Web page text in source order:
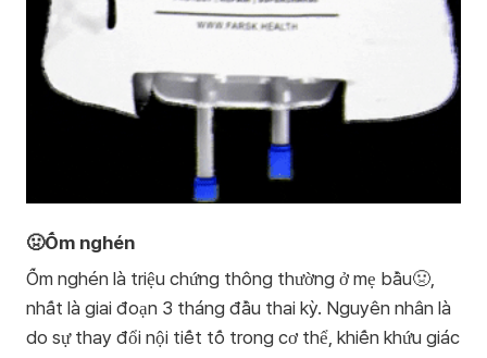
🤢Ốm nghén
Ốm nghén là triệu chứng thông thường ở mẹ bầu🤢,
nhất là giai đoạn 3 tháng đầu thai kỳ. Nguyên nhân là
do sự thay đổi nội tiết tố trong cơ thể, khiến khứu giác